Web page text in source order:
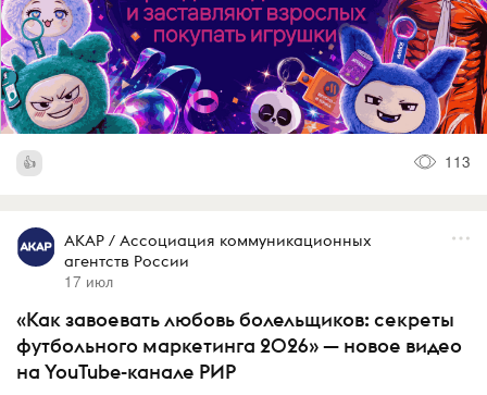
113
АКАР / Ассоциация коммуникационных
агентств России
17 июл
«Как завоевать любовь болельщиков: секреты
футбольного маркетинга 2026» — новое видео
на YouTube-канале РИР